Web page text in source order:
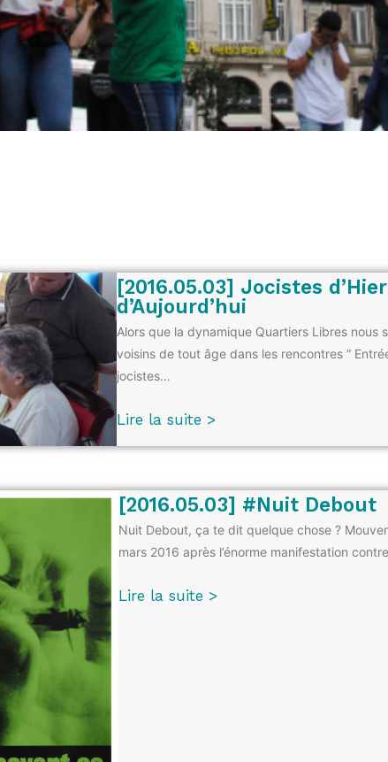
[2016.05.03] Jocistes
d’Aujourd’hui
Alors que la dynamique Quartiers Libres nous
voisins de tout âge dans les rencontres ”
jocistes…
Lire la suite >
[2016.05.03] #Nuit Debout
Nuit Debout, ça te dit quelque chose ?
mars 2016 après l’énorme manifestation
Lire la suite >